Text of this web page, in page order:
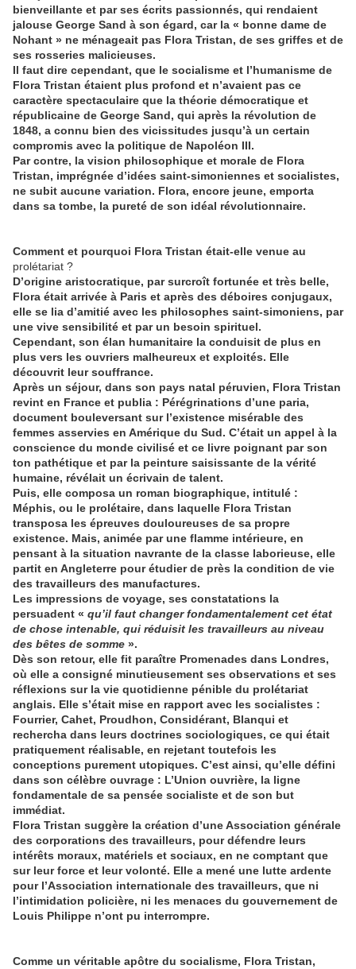
bienveillante et par ses écrits passionnés, qui rendaient
jalouse George Sand à son égard, car la « bonne dame de
Nohant » ne ménageait pas Flora Tristan, de ses griffes et de
ses rosseries malicieuses.
Il faut dire cependant, que le socialisme et l’humanisme de
Flora Tristan étaient plus profond et n’avaient pas ce
caractère spectaculaire que la théorie démocratique et
républicaine de George Sand, qui après la révolution de
1848, a connu bien des vicissitudes jusqu’à un certain
compromis avec la politique de Napoléon III.
Par contre, la vision philosophique et morale de Flora
Tristan, imprégnée d’idées saint-simoniennes et socialistes,
ne subit aucune variation. Flora, encore jeune, emporta
dans sa tombe, la pureté de son idéal révolutionnaire.
Comment et pourquoi Flora Tristan était-elle venue au
prolétariat ?
D’origine aristocratique, par surcroît fortunée et très belle,
Flora était arrivée à Paris et après des déboires conjugaux,
elle se lia d’amitié avec les philosophes saint-simoniens, par
une vive sensibilité et par un besoin spirituel.
Cependant, son élan humanitaire la conduisit de plus en
plus vers les ouvriers malheureux et exploités. Elle
découvrit leur souffrance.
Après un séjour, dans son pays natal péruvien, Flora Tristan
revint en France et publia : Pérégrinations d’une paria,
document bouleversant sur l’existence misérable des
femmes asservies en Amérique du Sud. C’était un appel à la
conscience du monde civilisé et ce livre poignant par son
ton pathétique et par la peinture saisissante de la vérité
humaine, révélait un écrivain de talent.
Puis, elle composa un roman biographique, intitulé :
Méphis, ou le prolétaire, dans laquelle Flora Tristan
transposa les épreuves douloureuses de sa propre
existence. Mais, animée par une flamme intérieure, en
pensant à la situation navrante de la classe laborieuse, elle
partit en Angleterre pour étudier de près la condition de vie
des travailleurs des manufactures.
Les impressions de voyage, ses constatations la
persuadent « qu’il faut changer fondamentalement cet état
de chose intenable, qui réduisit les travailleurs au niveau
des bêtes de somme ».
Dès son retour, elle fit paraître Promenades dans Londres,
où elle a consigné minutieusement ses observations et ses
réflexions sur la vie quotidienne pénible du prolétariat
anglais. Elle s’était mise en rapport avec les socialistes :
Fourrier, Cahet, Proudhon, Considérant, Blanqui et
rechercha dans leurs doctrines sociologiques, ce qui était
pratiquement réalisable, en rejetant toutefois les
conceptions purement utopiques. C’est ainsi, qu’elle défini
dans son célèbre ouvrage : L’Union ouvrière, la ligne
fondamentale de sa pensée socialiste et de son but
immédiat.
Flora Tristan suggère la création d’une Association générale
des corporations des travailleurs, pour défendre leurs
intérêts moraux, matériels et sociaux, en ne comptant que
sur leur force et leur volonté. Elle a mené une lutte ardente
pour l’Association internationale des travailleurs, que ni
l’intimidation policière, ni les menaces du gouvernement de
Louis Philippe n’ont pu interrompre.
Comme un véritable apôtre du socialisme, Flora Tristan,